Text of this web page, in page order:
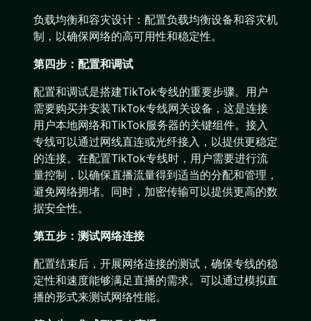
负载均衡和容灾设计：配置负载均衡设备和容灾机
制，以确保网络的高可用性和稳定性。
第四步：配置和调试
配置和调试是搭建TikTok专线的重要步骤。用户
需要购买并安装TikTok专线网关设备，这是连接
用户本地网络和TikTok服务器的关键组件。接入
专线可以通过网线直连或光纤接入，以提供更稳定
的连接。在配置TikTok专线时，用户需要进行流
量控制，以确保直播流量得到适当的分配和管理，
避免网络拥堵。同时，加密传输可以提供更高的数
据安全性。
第五步：测试网络连接
配置结束后，开展网络连接的测试，确保专线的稳
定性和速度能够满足直播的需求。可以通过模拟直
播的形式来测试网络性能。